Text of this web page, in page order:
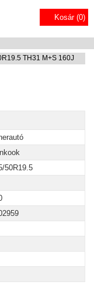
Kosár (0)
TH31 M+S 160J
50R19.5